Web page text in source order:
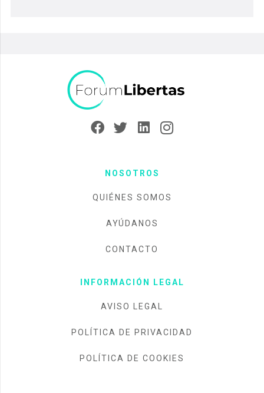
NOSOTROS
QUIÉNES SOMOS
AYÚDANOS
CONTACTO
INFORMACIÓN LEGAL
AVISO LEGAL
POLÍTICA DE PRIVACIDAD
POLÍTICA DE COOKIES